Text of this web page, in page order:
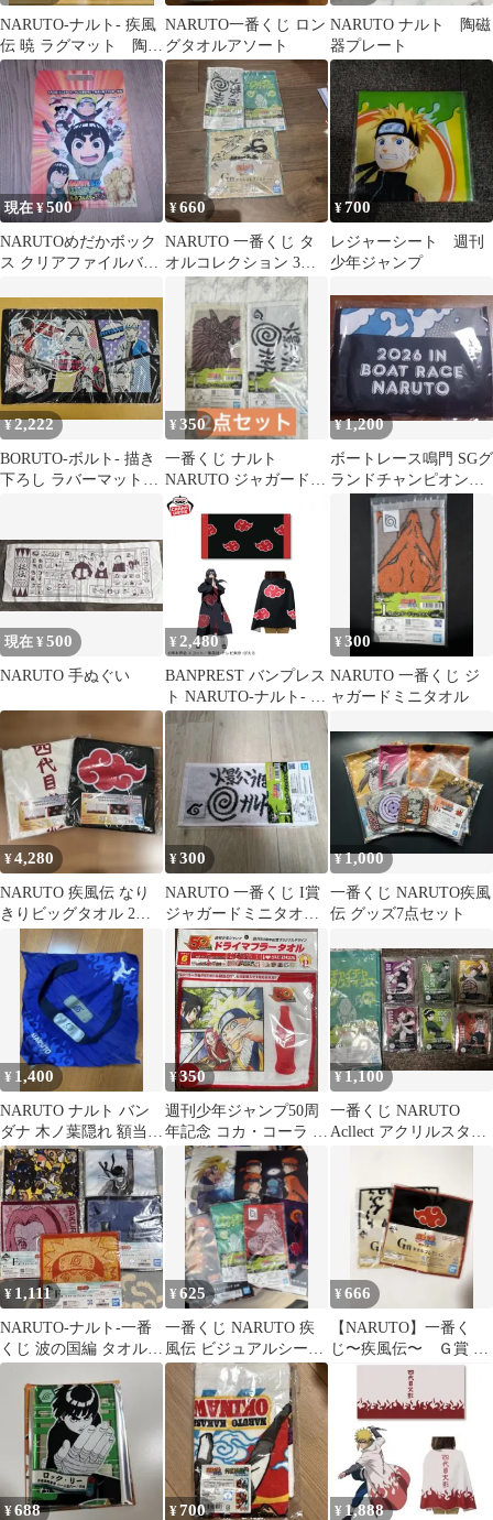
NARUTO-ナルト- 疾風
伝 暁 ラグマット 陶磁
器プレート 72series
NARUTO一番くじ ロン
グタオルアソート
NARUTO ナルト 陶磁
器プレート
現在 ¥500
NARUTOめだかボック
ス クリアファイルバッ
キスポ2012
¥660
NARUTO 一番くじ タ
オルコレクション 3種
セット
¥700
レジャーシート 週刊
少年ジャンプ
¥2,222
BORUTO-ボルト- 描き
下ろし ラバーマット
¥350
一番くじ ナルト
NARUTO ジャガードミ
ニタオル
¥1,200
ボートレース鳴門 SGグ
ランドチャンピオン記
念タオル 2026
現在 ¥500
NARUTO 手ぬぐい
¥ 2,480
BANPREST バンプレス
ト NARUTO-ナルト- 疾
風伝 なりきりビッグタ
のビッグタオル 新品
未開封品
¥300
NARUTO 一番くじ ジ
ャガードミニタオル
¥4,280
NARUTO 疾風伝 なり
きりビッグタオル 2種
¥300
NARUTO 一番くじ I賞
ジャガードミニタオル
火影こうほ ナルト
¥1,000
一番くじ NARUTO疾風
伝 グッズ7点セット
¥ 1,400
NARUTO ナルト バン
ダナ 木ノ葉隠れ 額当て
ハンカチ 2点セット
¥350
週刊少年ジャンプ50周
年記念 コカ・コーラ ド
ライマフラータオル
¥1,100
一番くじ NARUTO
Acllect アクリルスタン
¥ 1,111
NARUTO-ナルト-一番
くじ 波の国編 タオルコ
レクションセット
¥625
一番くじ NARUTO 疾
風伝 ビジュアルシート
ジャガードミニタオ
ル ポスター
¥666
【NARUTO】一番く
じ〜疾風伝〜 Ｇ賞 タ
オルコレクション 2枚
¥688 ¥700 ¥ 1,888